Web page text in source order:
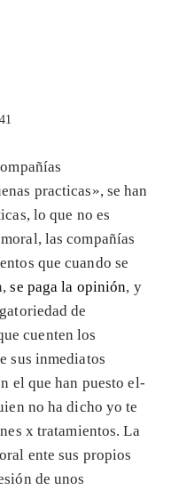
practicas», se han
lo que no es
las compañías
que cuando se
se paga la opinión, y
de
cuenten los
sus inmediatos
el que han puesto el-
no ha dicho yo te
x tratamientos. La
ente sus propios
de unos